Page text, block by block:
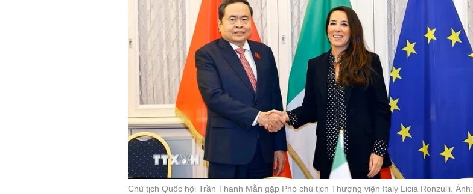
Chủ tịch Quốc hội Trần Thanh Mẫn gặp Phó chủ tịch Thượng viện Italy Licia Ronzulli. Ảnh: